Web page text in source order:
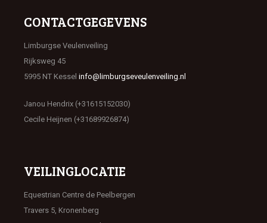
CONTACTGEGEVENS
Limburgse Veulenveiling
Rijksweg 45
5995 NT Kessel info@limburgseveulenveiling.nl
Janou Hendrix (+31615152030)
Cecile Heijnen (+31689926874)
VEILINGLOCATIE
Equestrian Centre de Peelbergen
Travers 5, Kronenberg